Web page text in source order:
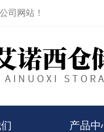
司网站！
产品中